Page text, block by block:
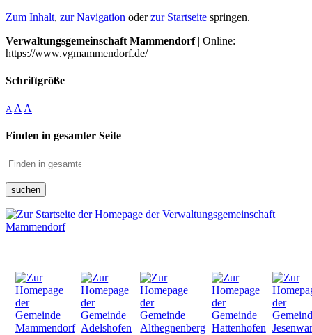
Zum Inhalt, zur Navigation oderzur Startseite springen.
Verwaltungsgemeinschaft Mammendorf| Online:
https://www.vgmammendorf.de/
Schriftgröße
A A A
Finden in gesamter Seite
suchen